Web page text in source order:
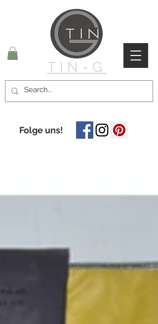
TIN-G
Folge uns!